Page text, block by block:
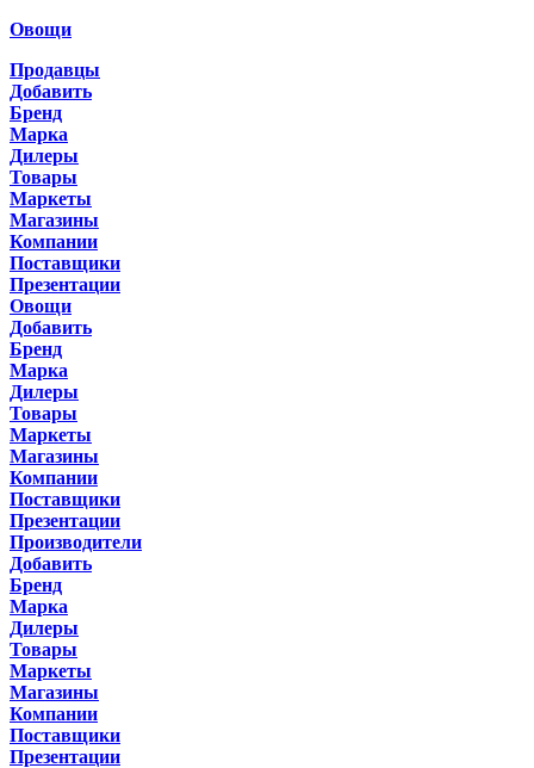
Овощи
Продавцы
Добавить
Бренд
Марка
Дилеры
Товары
Маркеты
Магазины
Компании
Поставщики
Презентации
Овощи
Добавить
Бренд
Марка
Дилеры
Товары
Маркеты
Магазины
Компании
Поставщики
Презентации
Производители
Добавить
Бренд
Марка
Дилеры
Товары
Маркеты
Магазины
Компании
Поставщики
Презентации